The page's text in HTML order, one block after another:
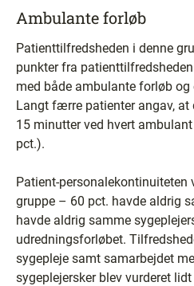
Ambulante forløb
Patienttilfredsheden i denne
punkter fra
med både ambulante forløb
Langt færre patienter angav, at
15 minutter ved hvert
pct.).
Patient-personalekontinuiteten
gruppe – 60 pct. havde aldrig
havde aldrig samme
udredningsforløbet.
sygepleje samt samarbejdet
sygeplejersker blev vurderet